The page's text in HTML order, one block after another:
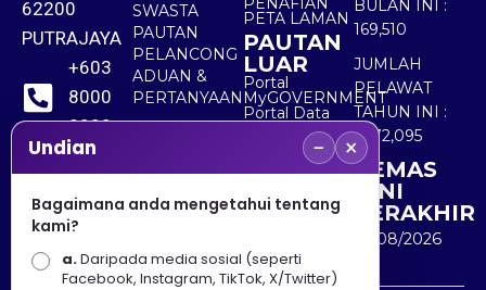
62200
PUTRAJAYA
+603
8000
8000
+603
8891
7100
SWASTA
PAUTAN
PELANCONG
ADUAN &
PERTANYAAN
PETA LAMAN
PAUTAN
LUAR
Portal
MyGOVERNMENT
Portal Data
Terbuka
Sektor Awam
BULAN INI :
169,510
JUMLAH
PELAWAT
TAHUN INI :
5,572,095
KEMAS
KINI
TERAKHIR
10/08/2026
Undian − ×
Bagaimana anda mengetahui tentang
kami?
a.Daripada media sosial (seperti
Facebook, Instagram, TikTok, X/Twitter)